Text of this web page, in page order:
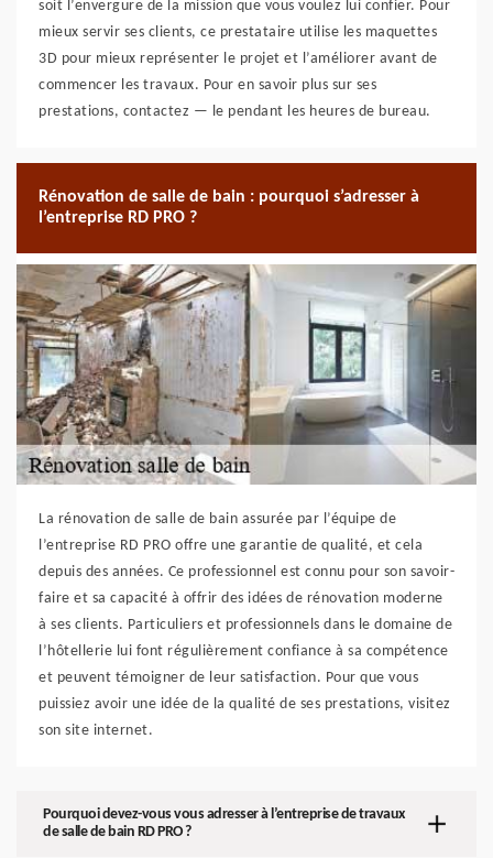
soit l’envergure de la mission que vous voulez lui confier. Pour
mieux servir ses clients, ce prestataire utilise les maquettes
3D pour mieux représenter le projet et l’améliorer avant de
commencer les travaux. Pour en savoir plus sur ses
prestations, contactez — le pendant les heures de bureau.
Rénovation de salle de bain : pourquoi s’adresser à
l’entreprise RD PRO ?
La rénovation de salle de bain assurée par l’équipe de
l’entreprise RD PRO offre une garantie de qualité, et cela
depuis des années. Ce professionnel est connu pour son savoir-
faire et sa capacité à offrir des idées de rénovation moderne
à ses clients. Particuliers et professionnels dans le domaine de
l’hôtellerie lui font régulièrement confiance à sa compétence
et peuvent témoigner de leur satisfaction. Pour que vous
puissiez avoir une idée de la qualité de ses prestations, visitez
son site internet.
Pourquoi devez-vous vous adresser à l’entreprise de travaux
de salle de bain RD PRO ?